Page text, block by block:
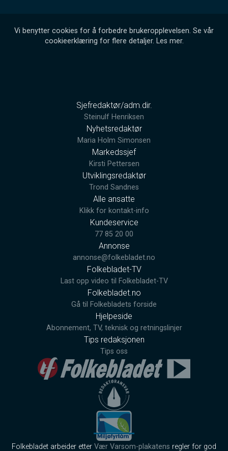
Vi benytter cookies for å forbedre brukeropplevelsen. Se vår
cookieerklæring for flere detaljer. Les mer.
Sjefredaktør/adm.dir.
Steinulf Henriksen
Nyhetsredaktør
Maria Holm Simonsen
Markedssjef
Kirsti Pettersen
Utviklingsredaktør
Trond Sandnes
Alle ansatte
Klikk for kontakt-info
Kundeservice
77 85 20 00
Annonse
annonse@folkebladet.no
Folkebladet-TV
Last opp video til Folkebladet-TV
Folkebladet.no
Gå til Folkebladets forside
Hjelpeside
Abonnement, TV, teknisk og retningslinjer
Tips redaksjonen
Tips oss
Folkebladet arbeider etter Vær Varsom-plakatens regler for god